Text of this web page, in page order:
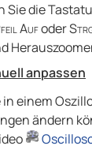
Sie die
Aufoder
anpassen
in einem
ändern